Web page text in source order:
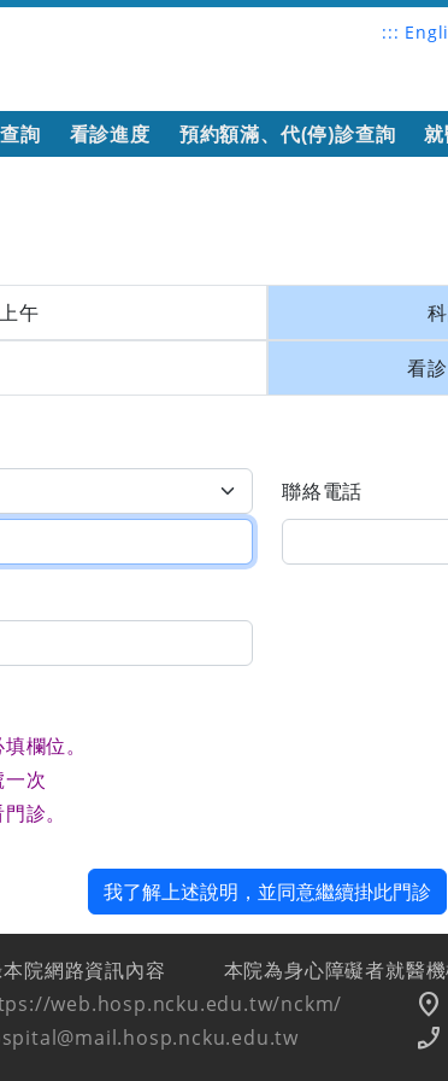
:::
詢 看診進度 預約額滿、代(停)診查詢
午
看
聯絡電話
欄位。
次
診。
我了解上述說明，並同意繼續掛此門診
院網路資訊內容
本院為身心障礙者就醫
web.hosp.ncku.edu.tw/nckm/
location_on
phone_enabled